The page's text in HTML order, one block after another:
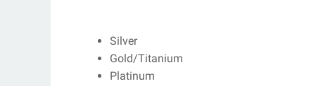
Silver
Gold/Titanium
Platinum